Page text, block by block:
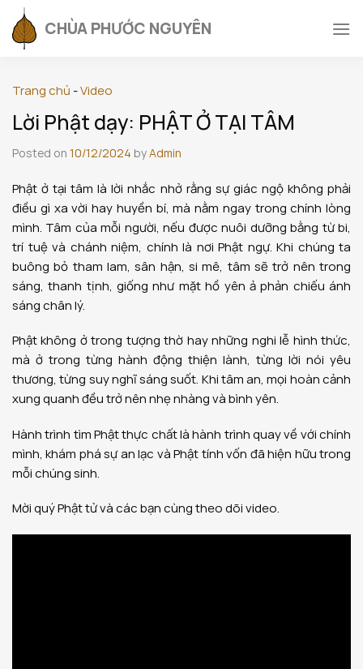
to
content
CHÙA PHƯỚC NGUYÊN
Trang chủ -Video
Lời Phật dạy: PHẬT Ở TẠI TÂM
Posted on 10/12/2024 byAdmin
Phật ở tại tâm là lời nhắc nhở rằng sự giác ngộ không phải
điều gì xa vời hay huyền bí, mà nằm ngay trong chính lòng
mình. Tâm của mỗi người, nếu được nuôi dưỡng bằng từ bi,
trí tuệ và chánh niệm, chính là nơi Phật ngự. Khi chúng ta
buông bỏ tham lam, sân hận, si mê, tâm sẽ trở nên trong
sáng, thanh tịnh, giống như mặt hồ yên ả phản chiếu ánh
sáng chân lý.
Phật không ở trong tượng thờ hay những nghi lễ hình thức,
mà ở trong từng hành động thiện lành, từng lời nói yêu
thương, từng suy nghĩ sáng suốt. Khi tâm an, mọi hoàn cảnh
xung quanh đều trở nên nhẹ nhàng và bình yên.
Hành trình tìm Phật thực chất là hành trình quay về với chính
mình, khám phá sự an lạc và Phật tính vốn đã hiện hữu trong
mỗi chúng sinh.
Mời quý Phật tử và các bạn cùng theo dõi video.